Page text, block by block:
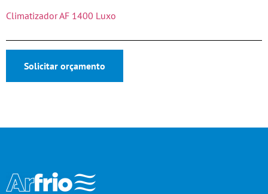
Climatizador AF 1400 Luxo
Solicitar orçamento